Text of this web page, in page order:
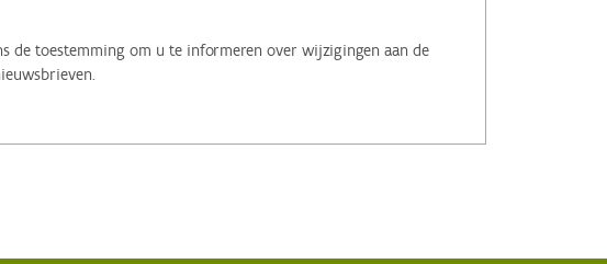
de toestemming om u te informeren over wijzigingen aan de